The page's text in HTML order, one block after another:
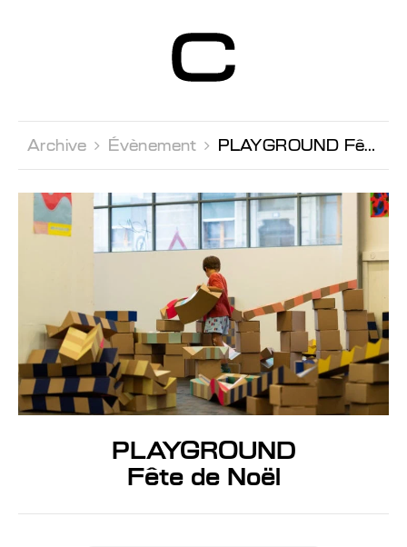
Contemporain
Genève
Archive  Évènement  PLAYGROUND Fête de Noël
PLAYGROUND
Fête de Noël